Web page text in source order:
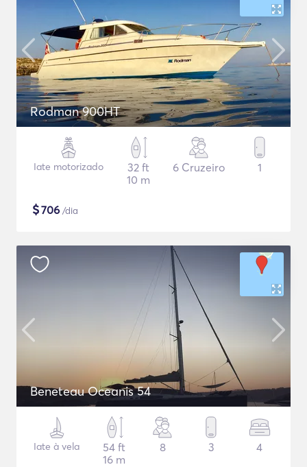
Rodman 900HT
Iate motorizado
32 ft
10 m
6 Cruzeiro 1
$706 /dia
Beneteau Oceanis 54
Iate à vela
54 ft
16 m
8 3 4